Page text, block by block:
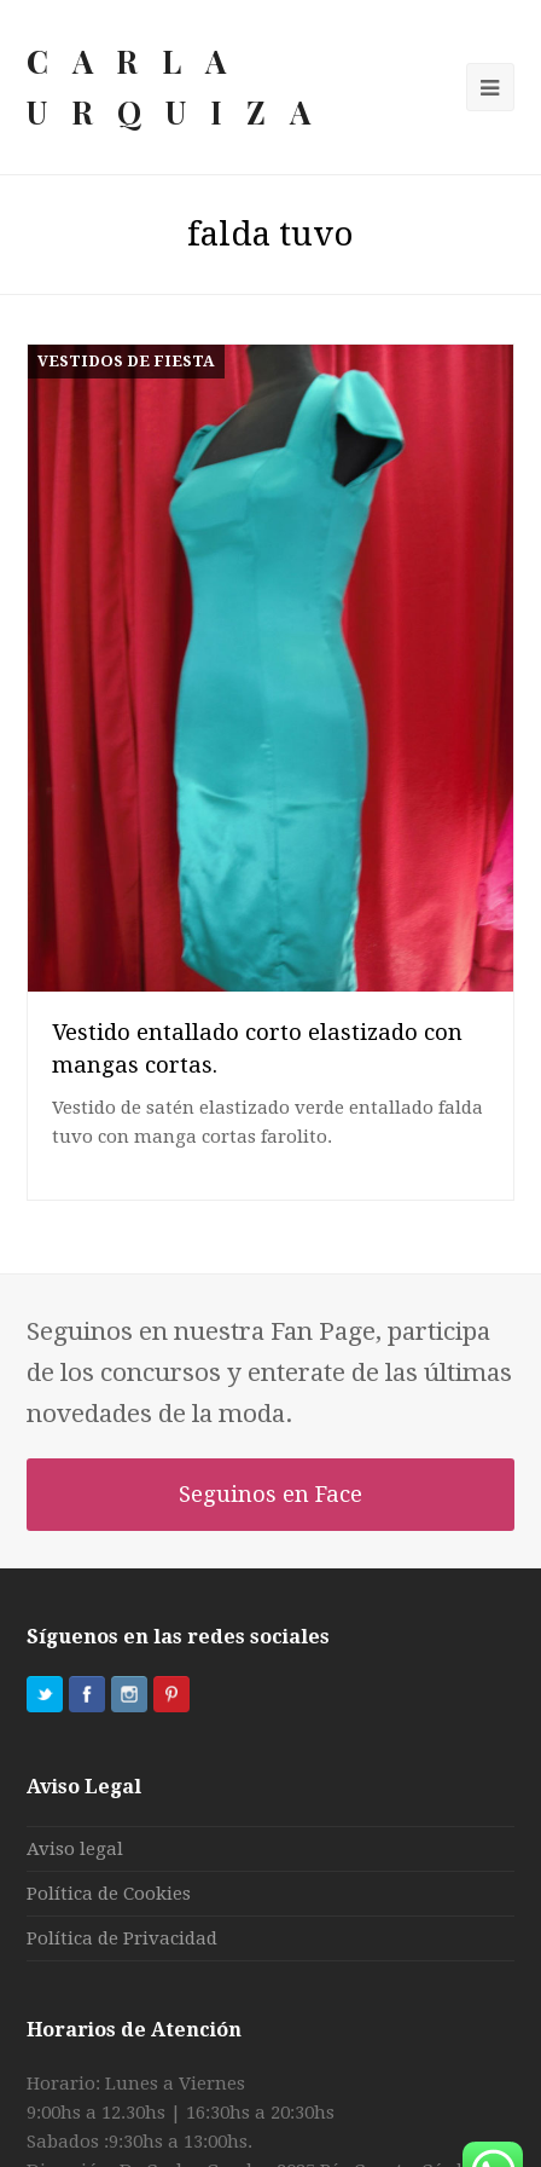
CARLA
URQUIZA
falda tuvo
VESTIDOS DE FIESTA
Vestido entallado corto elastizado con
mangas cortas.
Vestido de satén elastizado verde entallado falda
tuvo con manga cortas farolito.
Seguinos en nuestra Fan Page, participa
de los concursos y enterate de las últimas
novedades de la moda.
Seguinos en Face
Síguenos en las redes sociales
Aviso Legal
Aviso legal
Política de Cookies
Política de Privacidad
Horarios de Atención
Horario: Lunes a Viernes
9:00hs a 12.30hs | 16:30hs a 20:30hs
Sabados :9:30hs a 13:00hs.